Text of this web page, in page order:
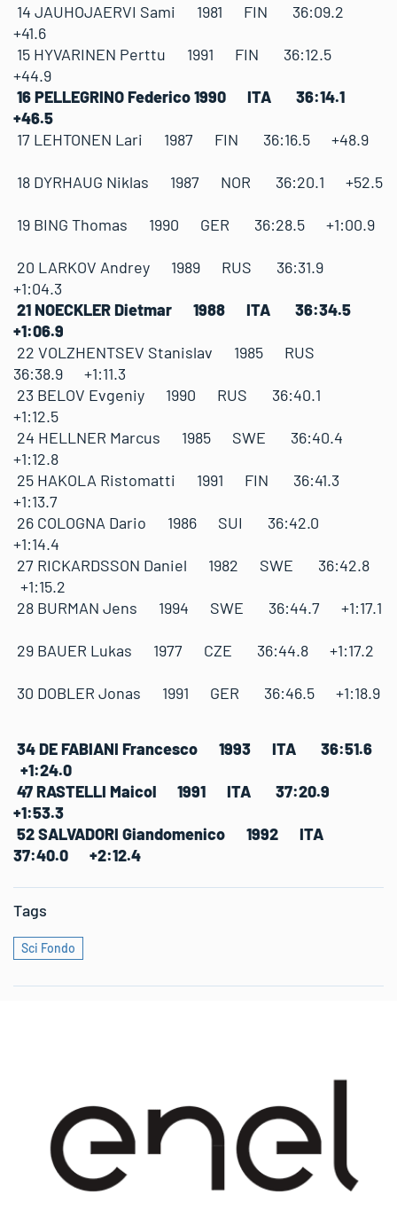
14 JAUHOJAERVI Sami 1981 FIN 36:09.2
+41.6
15 HYVARINEN Perttu 1991 FIN 36:12.5
+44.9
16 PELLEGRINO Federico 1990 ITA 36:14.1
+46.5
17 LEHTONEN Lari 1987 FIN 36:16.5 +48.9
18 DYRHAUG Niklas 1987 NOR 36:20.1 +52.5
19 BING Thomas 1990 GER 36:28.5 +1:00.9
20 LARKOV Andrey 1989 RUS 36:31.9
+1:04.3
21 NOECKLER Dietmar 1988 ITA 36:34.5
+1:06.9
22 VOLZHENTSEV Stanislav 1985 RUS
36:38.9 +1:11.3
23 BELOV Evgeniy 1990 RUS 36:40.1
+1:12.5
24 HELLNER Marcus 1985 SWE 36:40.4
+1:12.8
25 HAKOLA Ristomatti 1991 FIN 36:41.3
+1:13.7
26 COLOGNA Dario 1986 SUI 36:42.0
+1:14.4
27 RICKARDSSON Daniel 1982 SWE 36:42.8
+1:15.2
28 BURMAN Jens 1994 SWE 36:44.7 +1:17.1
29 BAUER Lukas 1977 CZE 36:44.8 +1:17.2
30 DOBLER Jonas 1991 GER 36:46.5 +1:18.9
34 DE FABIANI Francesco 1993 ITA 36:51.6
+1:24.0
47 RASTELLI Maicol 1991 ITA 37:20.9
+1:53.3
52 SALVADORI Giandomenico 1992 ITA
37:40.0 +2:12.4
Tags
Sci Fondo